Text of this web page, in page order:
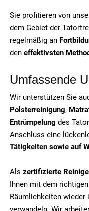
Sie profitieren von
dem Gebiet der
regelmäßig an
den effektivsten
Umfassende
Wir unterstützen Sie
Polsterreinigung,
Entrümpelung des
Anschluss eine
Tätigkeiten sowie auf
Als zertifizierte
Ihnen mit dem
Räumlichkeiten wieder
verwandeln. Wir